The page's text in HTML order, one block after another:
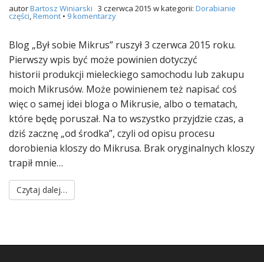
autorBartosz Winiarski 3 czerwca 2015 w kategorii: Dorabianie
części,Remont • 9 komentarzy
Blog „Był sobie Mikrus” ruszył 3 czerwca 2015 roku.
Pierwszy wpis być może powinien dotyczyć
historii produkcji mieleckiego samochodu lub zakupu
moich Mikrusów. Może powinienem też napisać coś
więc o samej idei bloga o Mikrusie, albo o tematach,
które będę poruszał. Na to wszystko przyjdzie czas, a
dziś zacznę „od środka”, czyli od opisu procesu
dorobienia kloszy do Mikrusa. Brak oryginalnych kloszy
trapił mnie…
Czytaj dalej…